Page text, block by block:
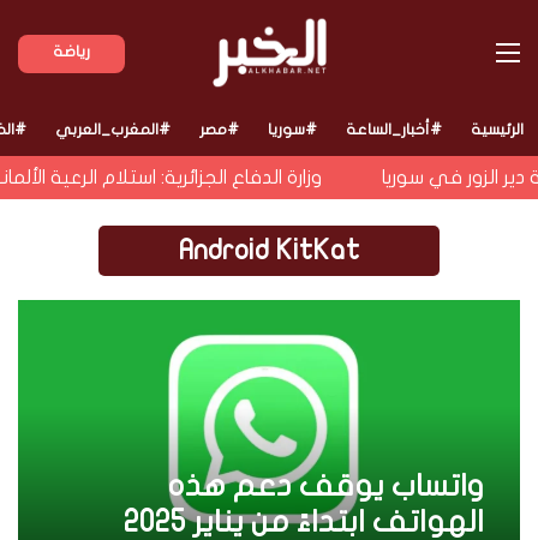
رياضة القائمة
الرئيسية #أخبار_الساعة #سوريا #مصر #المغرب_العربي
الزور في سوريا وزارة الدفاع الجزائرية: استلام الرعية
Android KitKat
واتساب يوقف دعم هذه
الهواتف ابتداءً من يناير 2025